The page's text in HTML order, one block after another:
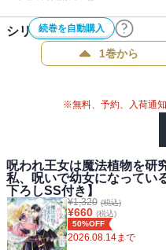
て呪いを受けてしまう。シャ
の離宮に幽閉され・・・・・
てを諦め、心機一転、魔法植
通の手紙が届く。自分に婚約
主・レオンと出会い、幼女姿
思わず嘘をついてしまった
た王女×美貌の公爵様のドキド
かのん
皆様ごきげんよう。かのんで
物！ イラスト最高ですね！
ゃくちゃ可愛い。中も最高で
けたら幸いです。
続巻を自動購入
シリーズ作品(2件)
1巻から
※無料、予約、入荷通
呪われ王女は魔法植物を研
私、呪いで幼女になってい
下ろしSS付き】
¥1,320 (税込)
¥660 (税込)
50%OFF
2026.08.14まで